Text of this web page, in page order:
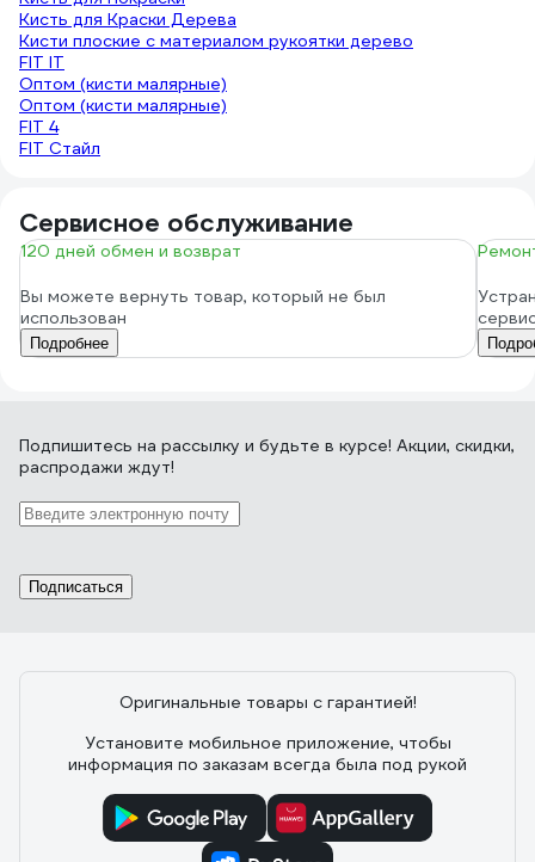
Кисть для Краски Дерева
Кисти плоские с материалом рукоятки дерево
FIT IT
Оптом (кисти малярные)
Оптом (кисти малярные)
FIT 4
FIT Стайл
Сервисное обслуживание
120 дней обмен и возврат
Вы можете вернуть товар, который не был
использован
Подробнее
Подпишитесь на рассылку и будьте в курсе! Акции, скидки,
распродажи ждут!
Подписаться
Оригинальные товары с гарантией!
Установите мобильное приложение, чтобы
информация по заказам всегда была под рукой